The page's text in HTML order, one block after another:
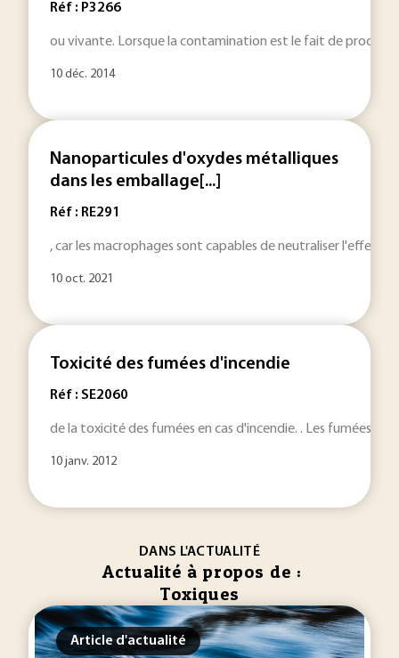
Réf : P3266
ou vivante. Lorsque la contamination est le fait de produits
10 déc. 2014
Nanoparticules d'oxydes métalliques
dans les emballage[...]
Réf : RE291
, car les macrophages sont capables de neutraliser l'effet
10 oct. 2021
Toxicité des fumées d'incendie
Réf : SE2060
de la toxicité des fumées en cas d'incendie. . Les fumées
10 janv. 2012
DANS L'ACTUALITÉ
Actualité à propos de :
Toxiques
Article d'actualité